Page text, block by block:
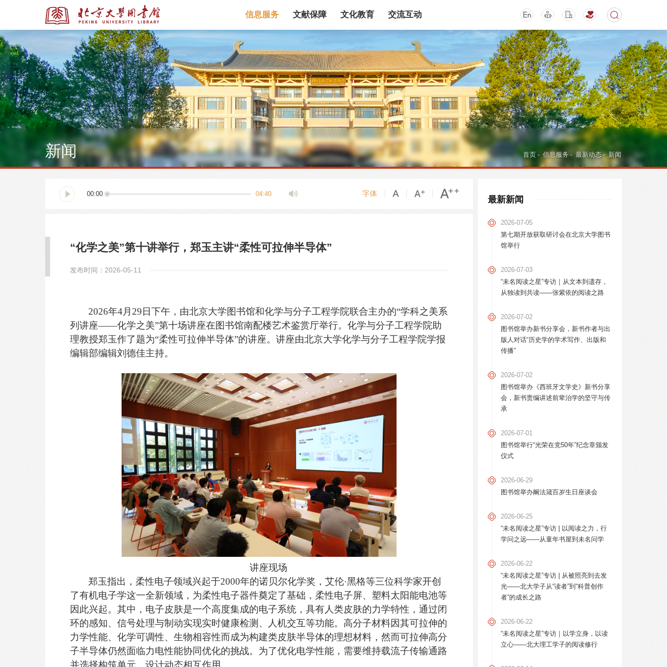
全部资源
全部资源 馆藏目录 论文、书、报告 数据库 电子图书和电子期刊
多媒体资源 机构知识库 馆际互借 新书通报 专利数据 活动讲座
信息服务 文献保障 文化教育 交流互动
首页 - 信息服务 - 最新动态 - 新闻
新闻
最新新闻
2026-07-05
第七期开放获取研讨会在北京大学图书
馆举行
2026-07-03
“未名阅读之星”专访｜从文本到遗存，
从独读到共读——张紫依的阅读之路
2026-07-02
图书馆举办新书分享会，新书作者与出
版人对话“历史学的学术写作、出版和
传播”
2026-07-02
图书馆举办《西班牙文学史》新书分享
会，新书责编讲述前辈治学的坚守与传
承
2026-07-01
图书馆举行“光荣在党50年”纪念章颁发
仪式
2026-06-29
图书馆举办阚法箴百岁生日座谈会
2026-06-25
“未名阅读之星”专访 | 以阅读之力，行
学问之远——从童年书屋到未名问学
2026-06-22
“未名阅读之星”专访 | 从被照亮到去发
光——北大学子从“读者”到“科普创作
者”的成长之路
2026-06-22
“未名阅读之星”专访｜以学立身，以读
立心——北大理工学子的阅读修行
00:00 04:40 字体
“化学之美”第十讲举行，郑玉主讲“柔性可拉伸半导体”
发布时间：2026-05-11
2026年4月 29日下午，由北京大学图书馆和化学与分子工程学院联合主办的“学科之美系
列讲座——化学之美”第十场讲座在图书馆南配楼艺术鉴赏厅举行。化学与分子工程学院助
理教授郑玉作了题为“柔性可拉伸半导体”的讲座。讲座由北京大学化学与分子工程学院学报
编辑部编辑刘德佳主持。
讲座现场
郑玉指出，柔性电子领域兴起于2000年的诺贝尔化学奖，艾伦·黑格等三位科学家开创
了有机电子学这一全新领域，为柔性电子器件奠定了基础，柔性电子屏、塑料太阳能电池等
因此兴起。其中，电子皮肤是一个高度集成的电子系统，具有人类皮肤的力学特性，通过闭
环的感知、信号处理与制动实现实时健康检测、人机交互等功能。高分子材料因其可拉伸的
力学性能、化学可调性、生物相容性而成为构建类皮肤半导体的理想材料，然而可拉伸高分
子半导体仍然面临力电性能协同优化的挑战。为了优化电学性能，需要维持载流子传输通路
并选择构筑单元、设计动态相互作用。